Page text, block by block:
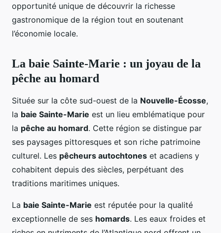
opportunité unique de découvrir la richesse
gastronomique de la région tout en soutenant
l’économie locale.
La baie Sainte-Marie : un joyau de la
pêche au homard
Située sur la côte sud-ouest de la Nouvelle-Écosse,
la baie Sainte-Marie est un lieu emblématique pour
la pêche au homard. Cette région se distingue par
ses paysages pittoresques et son riche patrimoine
culturel. Les pêcheurs autochtones et acadiens y
cohabitent depuis des siècles, perpétuant des
traditions maritimes uniques.
La baie Sainte-Marie est réputée pour la qualité
exceptionnelle de ses homards. Les eaux froides et